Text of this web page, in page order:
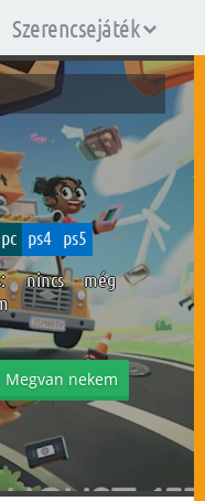
Szerencsejáték
pc ps4 ps5
nincs még
Megvan nekem